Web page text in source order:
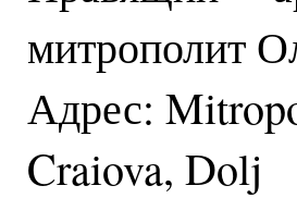
митрополит
Адрес:
Craiova, Dolj